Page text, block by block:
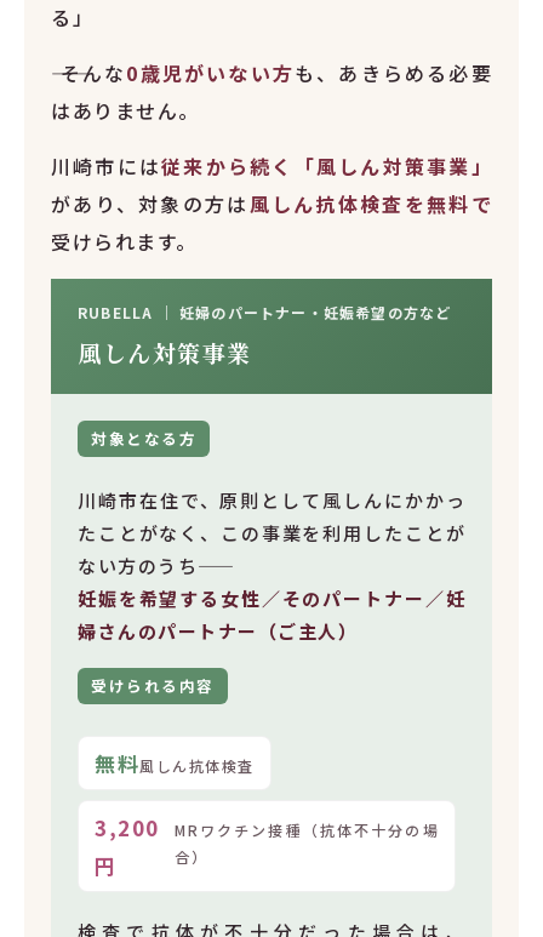
る」
―― そんな0歳児がいない方も、あきらめる必要
はありません。
川崎市には従来から続く「風しん対策事業」
があり、対象の方は風しん抗体検査を無料で
受けられます。
RUBELLA ｜ 妊婦のパートナー・妊娠希望の方など
風しん対策事業
対象となる方
川崎市在住で、原則として風しんにかかっ
たことがなく、この事業を利用したことが
ない方のうち――
妊娠を希望する女性／そのパートナー／妊
婦さんのパートナー（ご主人）
受けられる内容
無料風しん抗体検査
3,200
円
MRワクチン接種（抗体不十分の場
合）
検査で抗体が不十分だった場合は、